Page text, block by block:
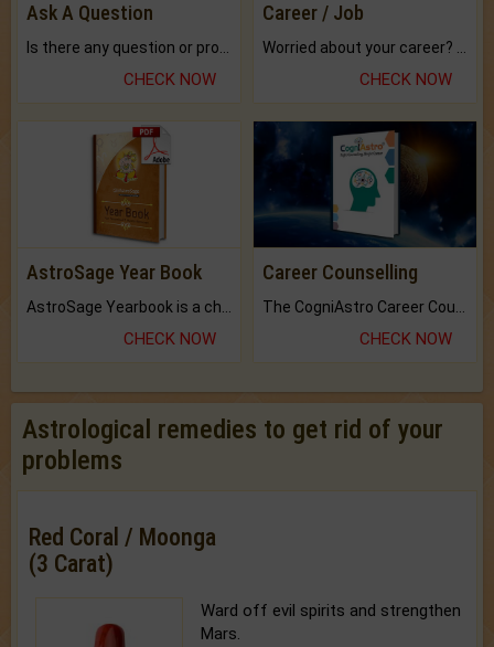
Ask A Question
CHECK NOW
Career / Job
CHECK NOW
AstroSage Year Book
CHECK NOW
Career Counselling
CHECK NOW
Astrological remedies to get rid of your
problems
Red Coral / Moonga
(3 Carat)
Ward off evil spirits and strengthen
Mars.